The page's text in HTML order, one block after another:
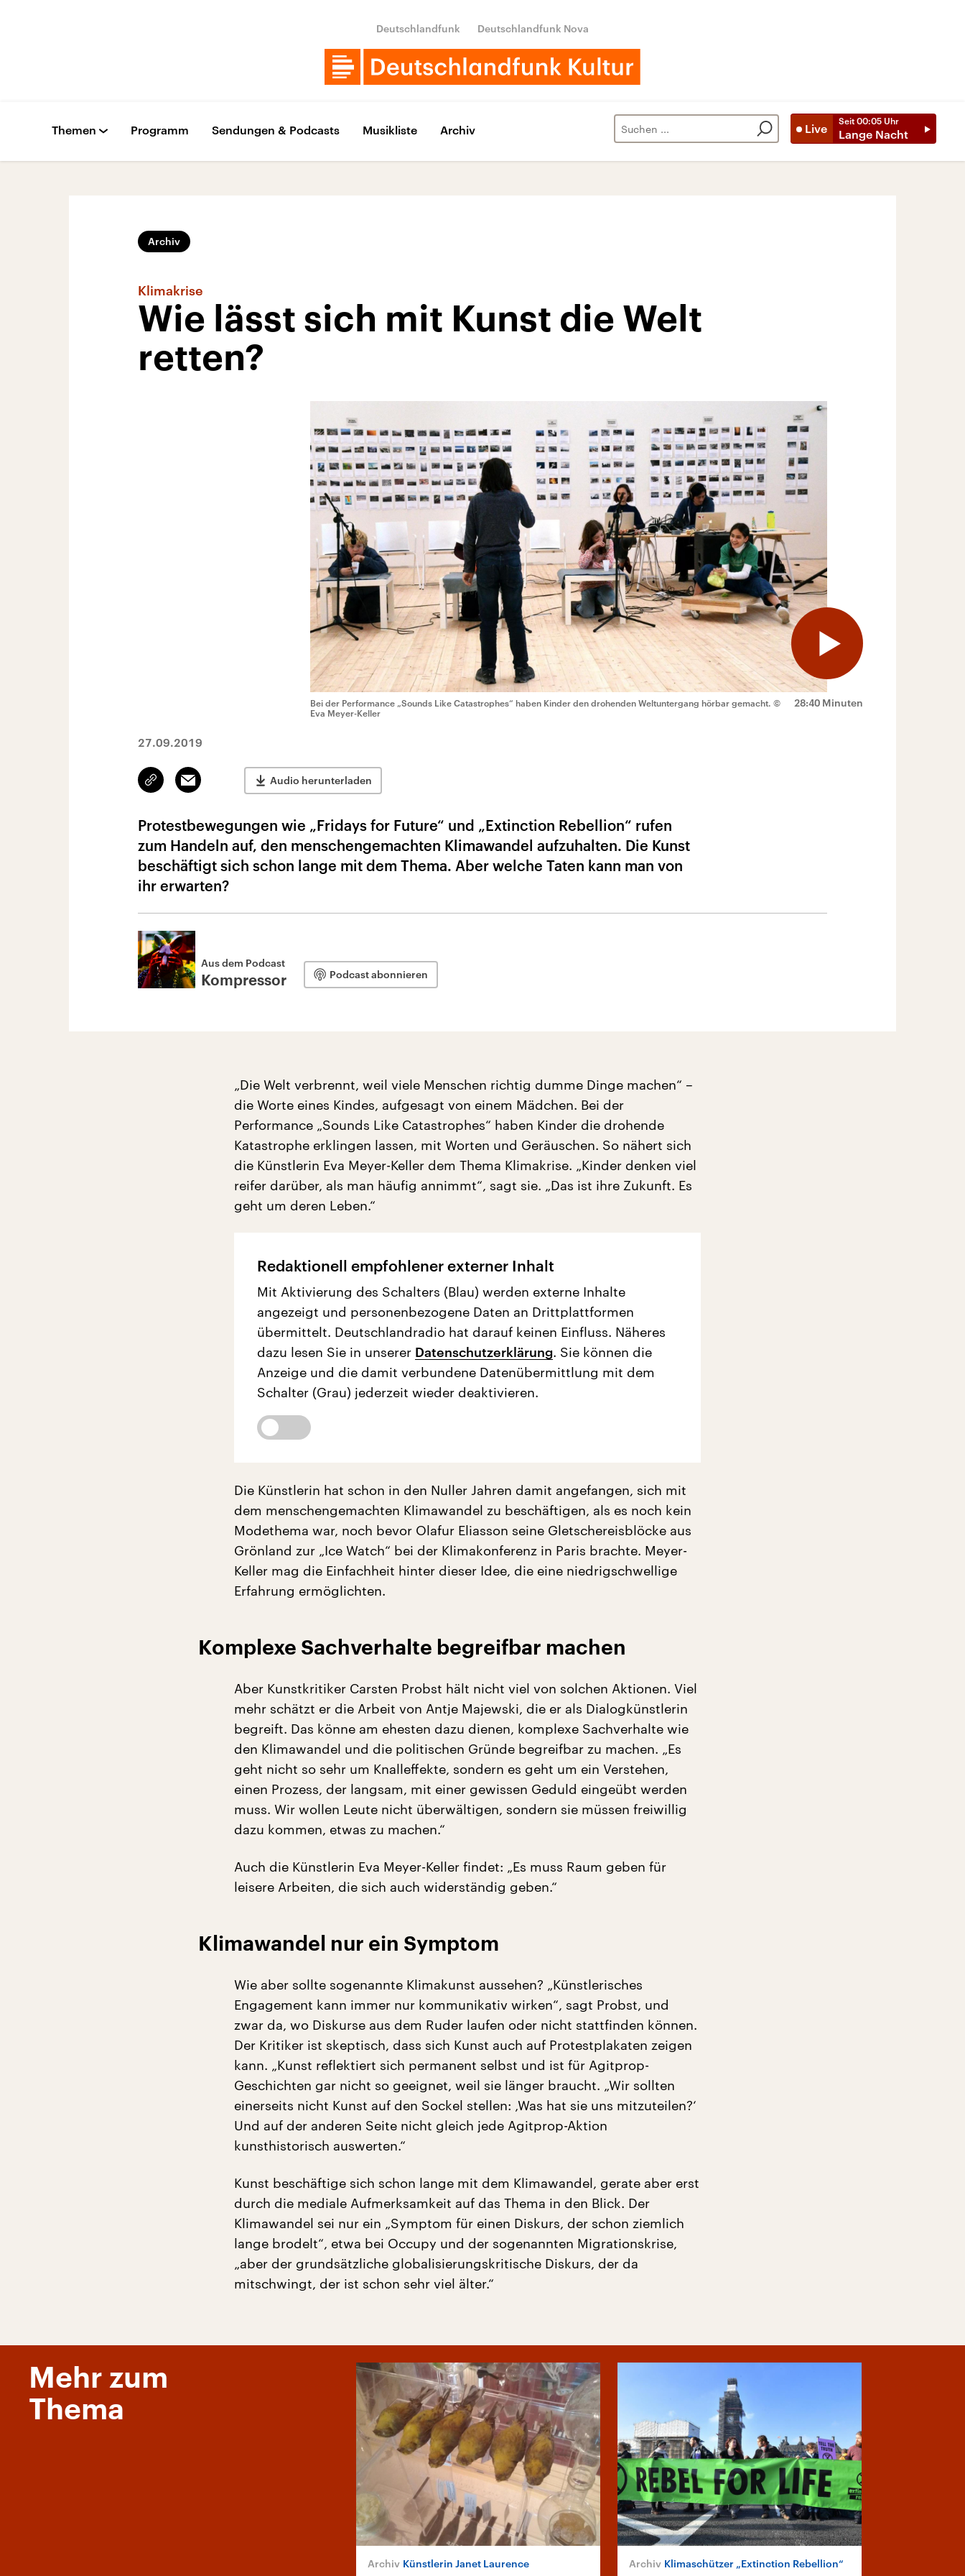
Deutschlandfunk Deutschlandfunk Nova
Live
Seit 00:05 Uhr
Lange Nacht
Themen Programm Sendungen & Podcasts Musikliste Archiv
Archiv
Klimakrise
Wie lässt sich mit Kunst die Welt
retten?
28:40 Minuten
Bei der Performance „Sounds Like Catastrophes“ haben Kinder den drohenden Weltuntergang hörbar gemacht. ©
Eva Meyer-Keller
27.09.2019
Link
kopieren/teilen
Email Audio herunterladen
Protestbewegungen wie „Fridays for Future“ und „Extinction Rebellion“ rufen
zum Handeln auf, den menschengemachten Klimawandel aufzuhalten. Die Kunst
beschäftigt sich schon lange mit dem Thema. Aber welche Taten kann man von
ihr erwarten?
Aus dem Podcast
Kompressor Podcast abonnieren
„Die Welt verbrennt, weil viele Menschen richtig dumme Dinge machen“ –
die Worte eines Kindes, aufgesagt von einem Mädchen. Bei der
Performance „Sounds Like Catastrophes“ haben Kinder die drohende
Katastrophe erklingen lassen, mit Worten und Geräuschen. So nähert sich
die Künstlerin Eva Meyer-Keller dem Thema Klimakrise. „Kinder denken viel
reifer darüber, als man häufig annimmt“, sagt sie. „Das ist ihre Zukunft. Es
geht um deren Leben.“
Redaktionell empfohlener externer Inhalt
Mit Aktivierung des Schalters (Blau) werden externe Inhalte
angezeigt und personenbezogene Daten an Drittplattformen
übermittelt. Deutschlandradio hat darauf keinen Einfluss. Näheres
dazu lesen Sie in unserer Datenschutzerklärung. Sie können die
Anzeige und die damit verbundene Datenübermittlung mit dem
Schalter (Grau) jederzeit wieder deaktivieren.
Die Künstlerin hat schon in den Nuller Jahren damit angefangen, sich mit
dem menschengemachten Klimawandel zu beschäftigen, als es noch kein
Modethema war, noch bevor Olafur Eliasson seine Gletschereisblöcke aus
Grönland zur „Ice Watch“ bei der Klimakonferenz in Paris brachte. Meyer-
Keller mag die Einfachheit hinter dieser Idee, die eine niedrigschwellige
Erfahrung ermöglichten.
Komplexe Sachverhalte begreifbar machen
Aber Kunstkritiker Carsten Probst hält nicht viel von solchen Aktionen. Viel
mehr schätzt er die Arbeit von Antje Majewski, die er als Dialogkünstlerin
begreift. Das könne am ehesten dazu dienen, komplexe Sachverhalte wie
den Klimawandel und die politischen Gründe begreifbar zu machen. „Es
geht nicht so sehr um Knalleffekte, sondern es geht um ein Verstehen,
einen Prozess, der langsam, mit einer gewissen Geduld eingeübt werden
muss. Wir wollen Leute nicht überwältigen, sondern sie müssen freiwillig
dazu kommen, etwas zu machen.“
Auch die Künstlerin Eva Meyer-Keller findet: „Es muss Raum geben für
leisere Arbeiten, die sich auch widerständig geben.“
Klimawandel nur ein Symptom
Wie aber sollte sogenannte Klimakunst aussehen? „Künstlerisches
Engagement kann immer nur kommunikativ wirken“, sagt Probst, und
zwar da, wo Diskurse aus dem Ruder laufen oder nicht stattfinden können.
Der Kritiker ist skeptisch, dass sich Kunst auch auf Protestplakaten zeigen
kann. „Kunst reflektiert sich permanent selbst und ist für Agitprop-
Geschichten gar nicht so geeignet, weil sie länger braucht. „Wir sollten
einerseits nicht Kunst auf den Sockel stellen: ‚Was hat sie uns mitzuteilen?‘
Und auf der anderen Seite nicht gleich jede Agitprop-Aktion
kunsthistorisch auswerten.“
Kunst beschäftige sich schon lange mit dem Klimawandel, gerate aber erst
durch die mediale Aufmerksamkeit auf das Thema in den Blick. Der
Klimawandel sei nur ein „Symptom für einen Diskurs, der schon ziemlich
lange brodelt“, etwa bei Occupy und der sogenannten Migrationskrise,
„aber der grundsätzliche globalisierungskritische Diskurs, der da
mitschwingt, der ist schon sehr viel älter.“
Mehr zum
Thema
Künstlerin Janet Laurence Klimaschützer „Extinction Rebellion“